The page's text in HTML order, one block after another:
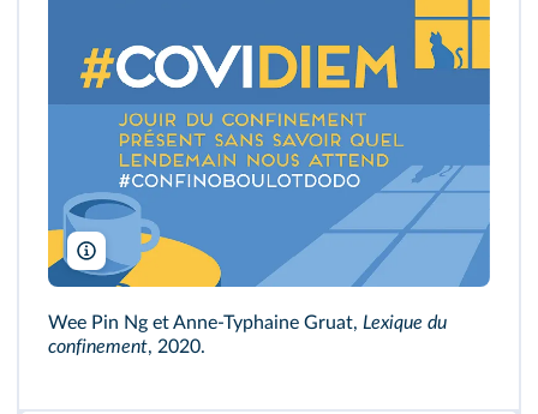
Wee Pin Ng / Anne-Typhaine Gruat
Wee Pin Ng et Anne-Typhaine Gruat, Lexique du
confinement, 2020.